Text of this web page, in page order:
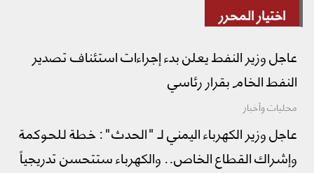
اختيار المحرر
عاجل وزير النفط يعلن بدء إجراءات استئناف تصدير
النفط الخام بقرار رئاسي
محليات وأخبار
عاجل وزير الكهرباء اليمني لـ "الحدث": خطة للحوكمة
وإشراك القطاع الخاص.. والكهرباء ستتحسن تدريجياً